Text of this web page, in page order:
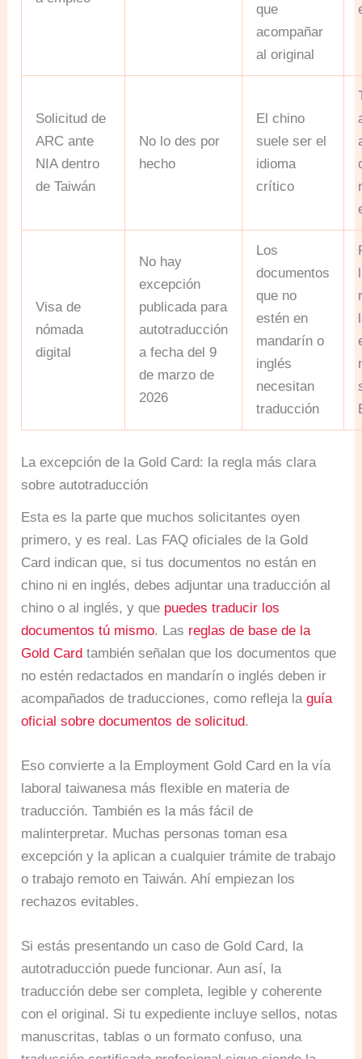
que
acompañar
al original
Solicitud de
ARC ante
NIA dentro
de Taiwán
No lo des por
hecho
El chino
suele ser el
idioma
crítico
Visa de
nómada
digital
No hay
excepción
publicada para
autotraducción
a fecha del 9
de marzo de
2026
Los
documentos
que no
estén en
mandarín o
inglés
necesitan
traducción
La excepción de la Gold Card: la regla más clara
sobre autotraducción
Esta es la parte que muchos solicitantes oyen
primero, y es real. Las FAQ oficiales de la Gold
Card indican que, si tus documentos no están en
chino ni en inglés, debes adjuntar una traducción al
chino o al inglés, y que puedes traducir los
documentos tú mismo. Las reglas de base de la
Gold Card también señalan que los documentos que
no estén redactados en mandarín o inglés deben ir
acompañados de traducciones, como refleja laguía
oficial sobre documentos de solicitud.
Eso convierte a la Employment Gold Card en la vía
laboral taiwanesa más flexible en materia de
traducción. También es la más fácil de
malinterpretar. Muchas personas toman esa
excepción y la aplican a cualquier trámite de trabajo
o trabajo remoto en Taiwán. Ahí empiezan los
rechazos evitables.
Si estás presentando un caso de Gold Card, la
autotraducción puede funcionar. Aun así, la
traducción debe ser completa, legible y coherente
con el original. Si tu expediente incluye sellos, notas
manuscritas, tablas o un formato confuso, una